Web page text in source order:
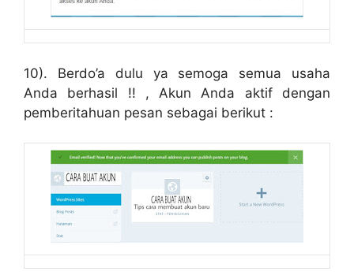
10). Berdo’a dulu ya semoga semua usaha
Anda berhasil !! , Akun Anda aktif dengan
pemberitahuan pesan sebagai berikut :